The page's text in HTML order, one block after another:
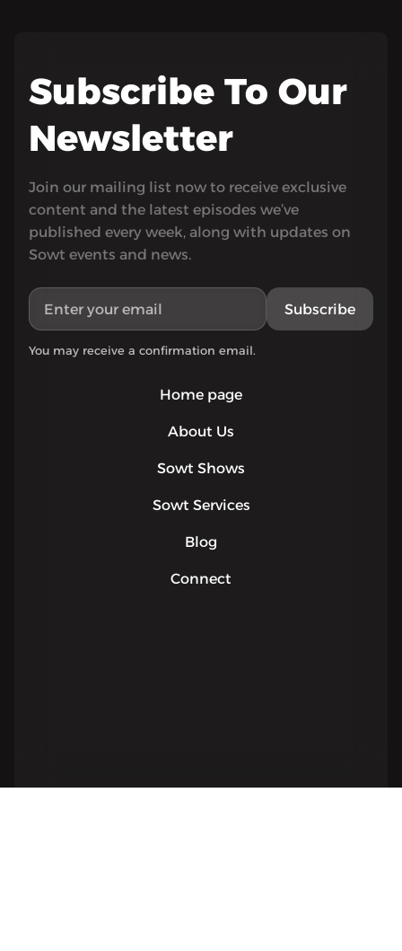
Home page
About Us
Sowt Shows
Sowt Services
Blog
Connect
Subscribe To Our
Newsletter
Join our mailing list now to receive exclusive
content and the latest episodes we’ve
published every week, along with updates on
Sowt events and news.
Subscribe
You may receive a confirmation email.